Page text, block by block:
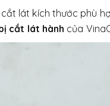
lát kích thước phù
cắt lát hành của